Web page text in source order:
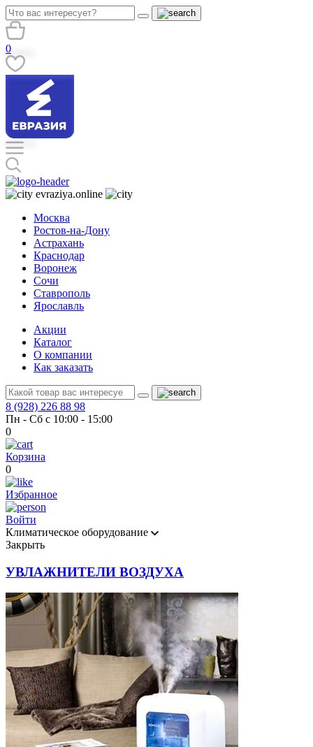
0
evraziya.online
Москва
Ростов-на-Дону
Астрахань
Краснодар
Воронеж
Сочи
Ставрополь
Ярославль
Акции
Каталог
О компании
Как заказать
8 (928) 226 88 98
Пн - Сб с 10:00 - 15:00
0
Корзина
0
Избранное
Войти
Климатическое оборудование
Закрыть
УВЛАЖНИТЕЛИ ВОЗДУХА